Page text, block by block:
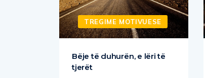
TREGIME MOTIVUESE
Bëje të duhurën, e lëri të
tjerët